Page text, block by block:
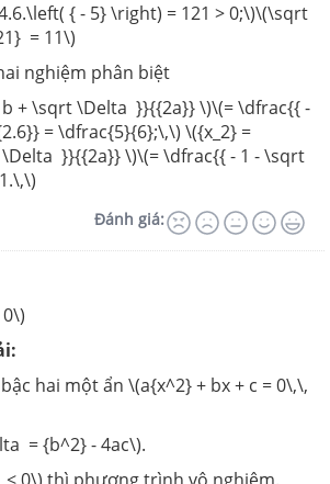
{ - 5} \right) = 121 > 0;\)\(\sqrt
= 11\)
nghiệm phân biệt
b + \sqrt \Delta }}{{2a}} \)\(= \dfrac{{ -
= \dfrac{5}{6};\,\) \({x_2} =
}}{{2a}} \)\(= \dfrac{{ - 1 - \sqrt
Đánh giá:
hai một ẩn \(a{x^2} + bx + c = 0\,\,
= {b^2} - 4ac\).